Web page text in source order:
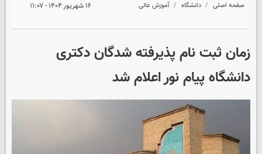
صفحه اصلی دانشگاه آموزش عالی ۱۶ شهریور ۱۴۰۴ - ۱۱:۰۷
زمان ثبت نام پذیرفته شدگان دکتری
دانشگاه پیام نور اعلام شد